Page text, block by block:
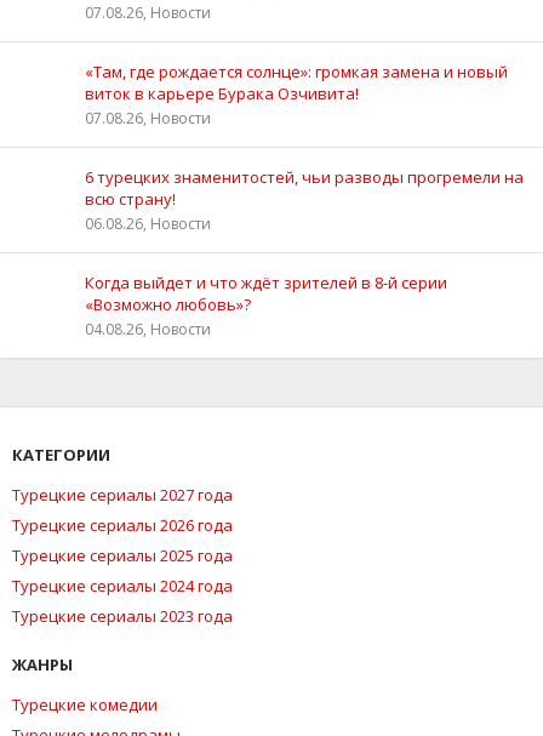
07.08.26, Новости
«Там, где рождается солнце»: громкая замена и новый
виток в карьере Бурака Озчивита!
07.08.26, Новости
6 турецких знаменитостей, чьи разводы прогремели на
всю страну!
06.08.26, Новости
Когда выйдет и что ждёт зрителей в 8-й серии
«Возможно любовь»?
04.08.26, Новости
КАТЕГОРИИ
Турецкие сериалы 2027 года
Турецкие сериалы 2026 года
Турецкие сериалы 2025 года
Турецкие сериалы 2024 года
Турецкие сериалы 2023 года
ЖАНРЫ
Турецкие комедии